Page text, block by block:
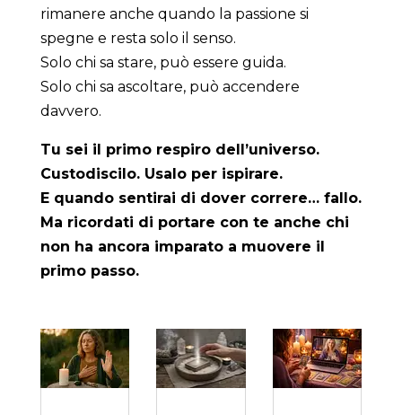
rimanere anche quando la passione si
spegne e resta solo il senso.
Solo chi sa stare, può essere guida.
Solo chi sa ascoltare, può accendere
davvero.
Tu sei il primo respiro dell’universo.
Custodiscilo. Usalo per ispirare.
E quando sentirai di dover correre… fallo.
Ma ricordati di portare con te anche chi
non ha ancora imparato a muovere il
primo passo.